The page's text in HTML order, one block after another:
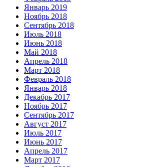
Январь 2019
Ноябрь 2018
Сентябрь 2018
Июль 2018
Июнь 2018
Май 2018
Апрель 2018
Март 2018
Февраль 2018
Январь 2018
Декабрь 2017
Ноябрь 2017
Сентябрь 2017
Август 2017
Июль 2017
Июнь 2017
Апрель 2017
Март 2017